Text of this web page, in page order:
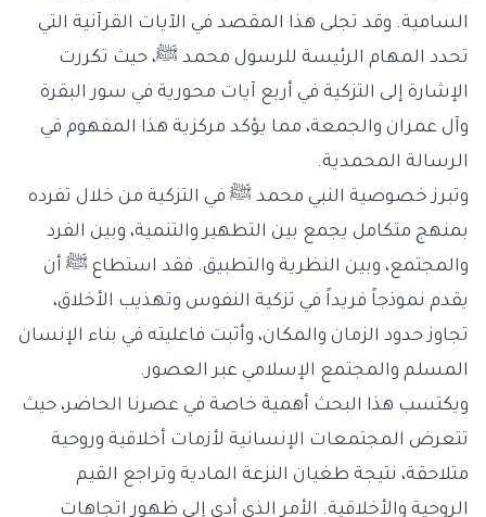
السامية. وقد تجلى هذا المقصد في الآيات القرآنية التي
تحدد المهام الرئيسة للرسول محمد ﷺ، حيث تكررت
الإشارة إلى التزكية في أربع آيات محورية في سور البقرة
وآل عمران والجمعة، مما يؤكد مركزية هذا المفهوم في
الرسالة المحمدية.
وتبرز خصوصية النبي محمد ﷺ في التزكية من خلال تفرده
بمنهج متكامل يجمع بين التطهير والتنمية، وبين الفرد
والمجتمع، وبين النظرية والتطبيق. فقد استطاع ﷺ أن
يقدم نموذجاً فريداً في تزكية النفوس وتهذيب الأخلاق،
تجاوز حدود الزمان والمكان، وأثبت فاعليته في بناء الإنسان
المسلم والمجتمع الإسلامي عبر العصور.
ويكتسب هذا البحث أهمية خاصة في عصرنا الحاضر، حيث
تتعرض المجتمعات الإنسانية لأزمات أخلاقية وروحية
متلاحقة، نتيجة طغيان النزعة المادية وتراجع القيم
الروحية والأخلاقية. الأمر الذي أدى إلى ظهور اتجاهات